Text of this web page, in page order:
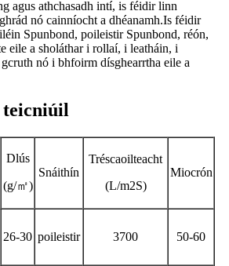
agus athchasadh intí, is féidir linn
nó cainníocht a dhéanamh.Is féidir
Spunbond, poileistir Spunbond, réón,
eile a sholáthar i rollaí, i leatháin, i
nó i bhfoirm dísghearrtha eile a
Dlús
(g/㎡)
Snáithín
Tréscaoilteacht
(L/m2S)
Miocrón
26-30 poileistir 3700 50-60